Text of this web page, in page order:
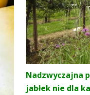
Nadzwyczajna
jabłek nie dla